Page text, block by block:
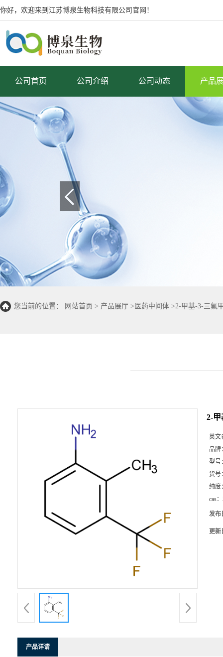
你好，欢迎来到江苏博泉生物科技有限公司官网！
公司首页 公司介绍 公司动态 产品
您当前的位置： 网站首页 > 产品展厅 > 医药中间体 >2-甲基-3-三氟
2-甲
英文
品牌
型号
货号
纯度
cas：
发布
更新
产品详请